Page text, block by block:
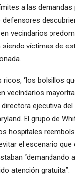
a las
defensores
vecindarios
víctimas de
ricos, “los bolsillos
vecindarios
directora ejecutiva
El grupo de
hospitales
el escenario que
“demandando
atención gratuita”.